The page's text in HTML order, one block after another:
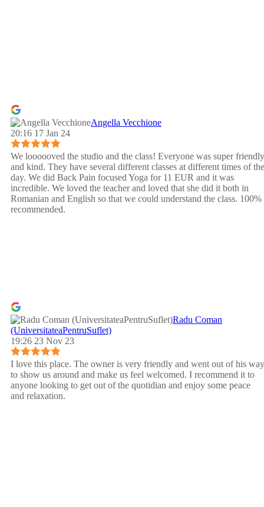
Angella Vecchione
20:16 17 Jan 24
We loooooved the studio and the class! Everyone was super friendly
and kind. They have several different classes at different times of the
day. We did Back Pain focused Yoga for 11 EUR and it was
incredible. We loved the teacher and loved that she did it both in
Romanian and English so that we could understand the class. 100%
recommended.
Radu Coman
(UniversitateaPentruSuflet)
19:26 23 Nov 23
I love this place. The owner is very friendly and went out of his way
to show us around and make us feel welcomed. I recommend it to
anyone looking to get out of the quotidian and enjoy some peace
and relaxation.